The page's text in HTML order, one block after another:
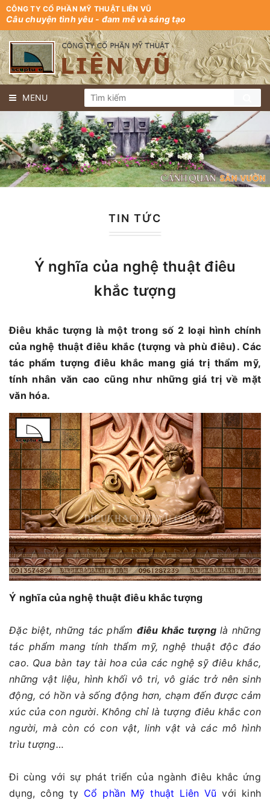
CÔNG TY CỔ PHẦN MỸ THUẬT LIÊN VŨ
Câu chuyện tình yêu - đam mê và sáng tạo
MENU
TIN TỨC
Ý nghĩa của nghệ thuật điêu
khắc tượng
Điêu khắc tượng là một trong số 2 loại hình chính
của nghệ thuật điêu khắc (tượng và phù điêu). Các
tác phẩm tượng điêu khắc mang giá trị thẩm mỹ,
tính nhân văn cao cũng như những giá trị về mặt
văn hóa.
Ý nghĩa của nghệ thuật điêu khắc tượng
Đặc biệt, những tác phẩm điêu khắc tượng là những
tác phẩm mang tính thẩm mỹ, nghệ thuật độc đáo
cao. Qua bàn tay tài hoa của các nghệ sỹ điêu khắc,
những vật liệu, hình khối vô tri, vô giác trở nên sinh
động, có hồn và sống động hơn, chạm đến được cảm
xúc của con người. Không chỉ là tượng điêu khắc con
người, mà còn có con vật, linh vật và các mô hình
trìu tượng…
Đi cùng với sự phát triển của ngành điêu khắc ứng
dụng, công ty Cổ phần Mỹ thuật Liên Vũvới kinh